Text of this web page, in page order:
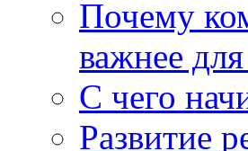
Почему
важнее
С чего
Развитие